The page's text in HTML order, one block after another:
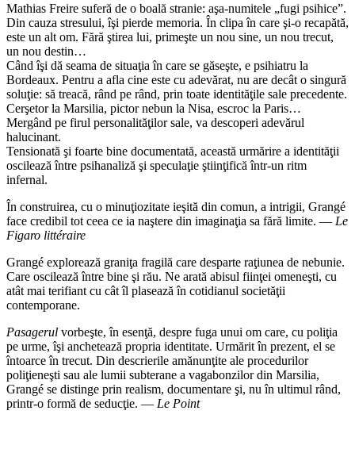
Mathias Freire suferă de o boală stranie: aşa-numitele „fugi psihice”.
Din cauza stresului, îşi pierde memoria. În clipa în care şi-o recapătă,
este un alt om. Fără ştirea lui, primeşte un nou sine, un nou trecut,
un nou destin…
Când îşi dă seama de situaţia în care se găseşte, e psihiatru la
Bordeaux. Pentru a afla cine este cu adevărat, nu are decât o singură
soluţie: să treacă, rând pe rând, prin toate identităţile sale precedente.
Cerşetor la Marsilia, pictor nebun la Nisa, escroc la Paris…
Mergând pe firul personalităţilor sale, va descoperi adevărul
halucinant.
Tensionată şi foarte bine documentată, această urmărire a identităţii
oscilează între psihanaliză şi speculaţie ştiinţifică într-un ritm
infernal.
În construirea, cu o minuţiozitate ieşită din comun, a intrigii, Grangé
face credibil tot ceea ce ia naştere din imaginaţia sa fără limite. — Le
Figaro littéraire
Grangé explorează graniţa fragilă care desparte raţiunea de nebunie.
Care oscilează între bine şi rău. Ne arată abisul fiinţei omeneşti, cu
atât mai terifiant cu cât îl plasează în cotidianul societăţii
contemporane.
Pasagerul vorbeşte, în esenţă, despre fuga unui om care, cu poliţia
pe urme, îşi anchetează propria identitate. Urmărit în prezent, el se
întoarce în trecut. Din descrierile amănunţite ale procedurilor
poliţieneşti sau ale lumii subterane a vagabonzilor din Marsilia,
Grangé se distinge prin realism, documentare şi, nu în ultimul rând,
printr-o formă de seducţie. — Le Point